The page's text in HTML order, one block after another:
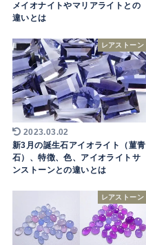
メイオナイトやマリアライトとの
違いとは
レアストーン
2023.03.02
新3月の誕生石アイオライト（菫青
石）、特徴、色、アイオライトサ
ンストーンとの違いとは
レアストーン